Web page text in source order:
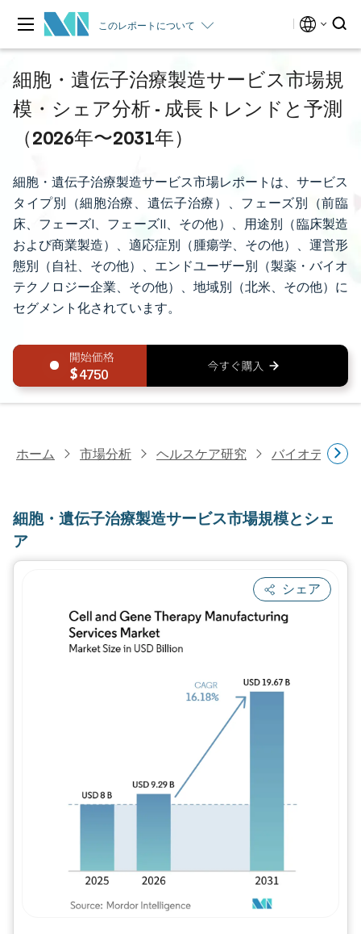
このレポートについて
細胞・遺伝子治療製造サービス市場規
模・シェア分析 - 成長トレンドと予測
（2026年〜2031年）
細胞・遺伝子治療製造サービス市場レポートは、サービス
タイプ別（細胞治療、遺伝子治療）、フェーズ別（前臨
床、フェーズI、フェーズII、その他）、用途別（臨床製造
および商業製造）、適応症別（腫瘍学、その他）、運営形
態別（自社、その他）、エンドユーザー別（製薬・バイオ
テクノロジー企業、その他）、地域別（北米、その他）に
セグメント化されています。
4750
ホーム 市場分析 ヘルスケア研究 バイオテクノ
細胞・遺伝子治療製造サービス市場規模とシェ
ア
シェア
画像 © Mordor Intelligence。再利用には